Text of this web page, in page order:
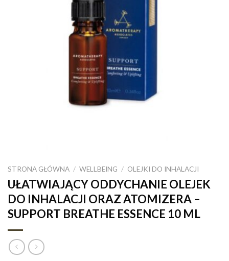
STRONA GŁÓWNA / WELLBEING / OLEJKI DO INHALACJI
UŁATWIAJĄCY ODDYCHANIE OLEJEK
DO INHALACJI ORAZ ATOMIZERA –
SUPPORT BREATHE ESSENCE 10 ML